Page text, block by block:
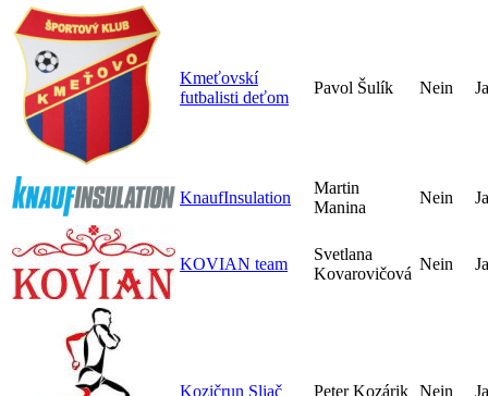
Kmeťovskí
futbalisti deťom
Pavol Šulík Nein Ja
KnaufInsulation
Martin
Manina
Nein Ja
KOVIAN team
Svetlana
Kovarovičová
Nein Ja
Kozičrun Sliač Peter Kozárik Nein Ja